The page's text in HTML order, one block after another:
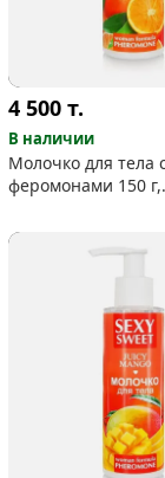
4 500т.
В наличии
Молочко для тела с
феромонами 150 г,